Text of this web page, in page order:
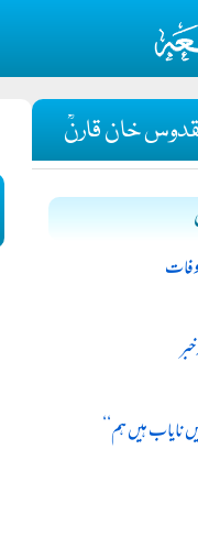
خان قارنؒ
وفات
نایاب ہیں ہم‘‘